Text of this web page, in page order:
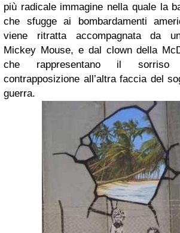
più radicale immagine nella quale la
che sfugge ai bombardamenti
viene ritratta accompagnata da
Mickey Mouse, e dal clown della
che rappresentano il sorriso
contrapposizione all’altra faccia del
guerra.